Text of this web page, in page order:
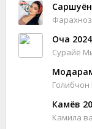
Фарахноз
Оча 2024
Сурайё
Камёв
Камила